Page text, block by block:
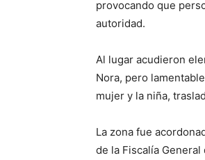
provocando que
autoridad.
Al lugar acudieron
Nora, pero
mujer y la niña,
La zona fue
de la Fiscalía General